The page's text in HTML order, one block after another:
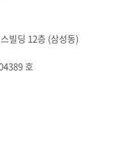
빌딩 12층 (삼성동)
호